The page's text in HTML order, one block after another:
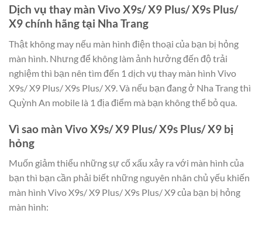
Dịch vụ thay màn Vivo X9s/ X9 Plus/ X9s Plus/
X9 chính hãng tại Nha Trang
Thật không may nếu màn hình điện thoại của bạn bị hỏng
màn hình. Nhưng để không làm ảnh hưởng đến độ trải
nghiệm thì bạn nên tìm đến 1 dịch vụ thay màn hình Vivo
X9s/ X9 Plus/ X9s Plus/ X9. Và nếu bạn đang ở Nha Trang thì
Quỳnh An mobile là 1 địa điểm mà bạn không thể bỏ qua.
Vì sao màn Vivo X9s/ X9 Plus/ X9s Plus/ X9 bị
hỏng
Muốn giảm thiểu những sự cố xấu xảy ra với màn hình của
bạn thì bạn cần phải biết những nguyên nhân chủ yếu khiến
màn hình Vivo X9s/ X9 Plus/ X9s Plus/ X9 của bạn bị hỏng
màn hình: